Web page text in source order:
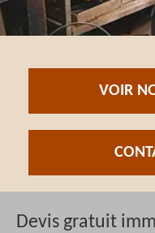
VOIR
Devis gratuit